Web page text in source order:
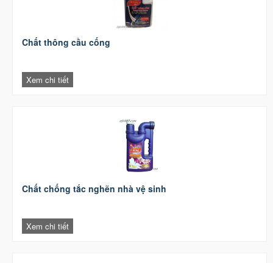
Chất thông cầu cống
Xem chi tiết
Chất chống tắc nghẽn nhà vệ sinh
Xem chi tiết